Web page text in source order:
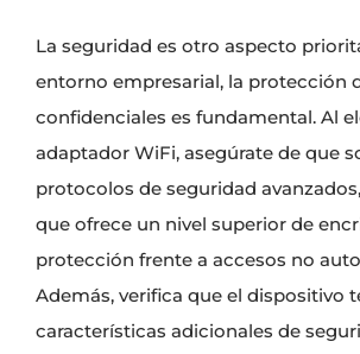
La seguridad es otro aspecto
entorno empresarial, la protección
confidenciales es fundamental. Al
adaptador WiFi, asegúrate de que
protocolos de seguridad
que ofrece un nivel superior de
protección frente a accesos no
Además, verifica que el dispositivo
características adicionales de